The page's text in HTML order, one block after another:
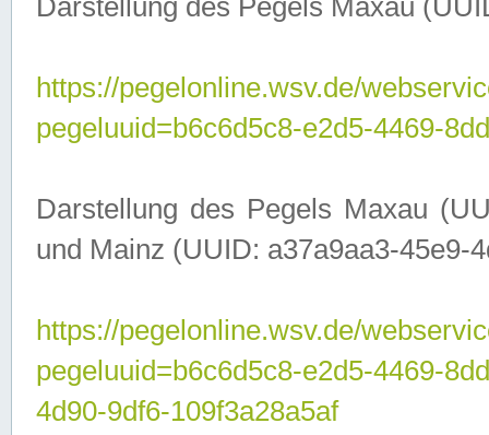
Darstellung des Pegels Maxau
https://pegelonline.wsv.de/
pegeluuid=b6c6d5c8-e2d5-4469-
Darstellung des Pegels Maxau
und Mainz (UUID: a37a9aa3-45e9-
https://pegelonline.wsv.de/
pegeluuid=b6c6d5c8-e2d5-4469-
4d90-9df6-109f3a28a5af